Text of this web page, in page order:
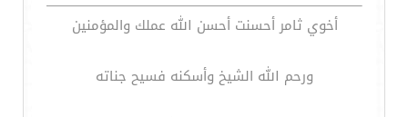
أخوي ثامر أحسنت أحسن الله عملك والمؤمنين
ورحم الله الشيخ وأسكنه فسيح جناته